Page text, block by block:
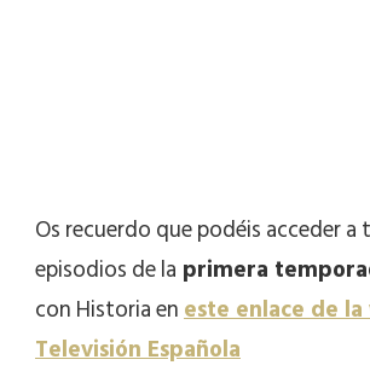
Os recuerdo que podéis acceder
episodios de la primera
con Historia eneste enlace de
Televisión Española